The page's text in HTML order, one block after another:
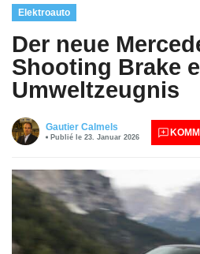
Elektroauto
Der neue
Shooting Brake
Umweltzeugnis
Gautier Calmels
Publié le 23. Januar 2026